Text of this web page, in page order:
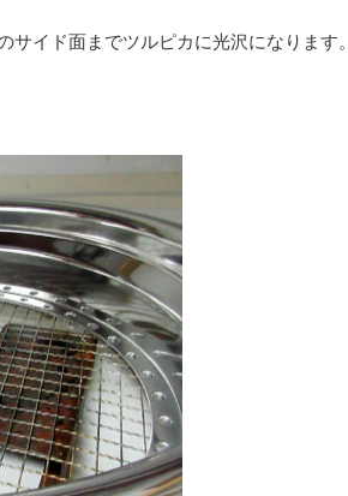
イド面までツルピカに光沢になります。